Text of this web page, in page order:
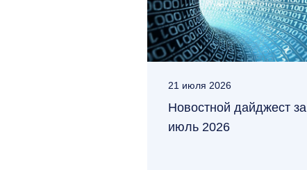
21 июля 2026
Новостной дайджест за
июль 2026